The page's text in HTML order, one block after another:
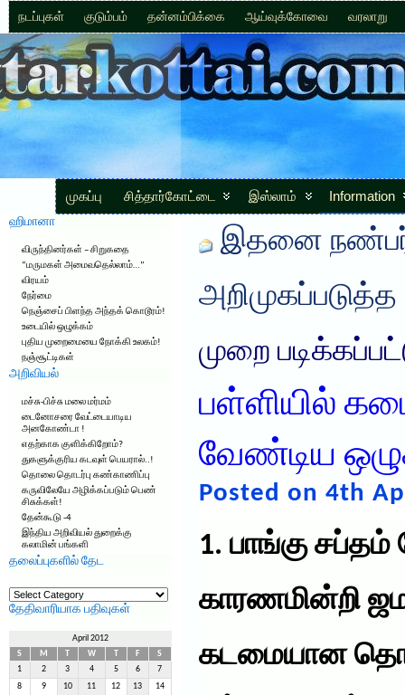
நடப்புகள் குடும்பம் தன்னம்பிக்கை ஆய்வுக்கோவை வரலாறு
முகப்பு சித்தார்கோட்டை இஸ்லாம் Information
ஹிமானா
விருந்தினர்கள் – சிறுகதை
“மருமகள் அமைவதெல்லாம்…”
விரயம்
நேர்மை
நெஞ்சைப் பிளந்த அந்தக் கொடூரம்!
உடையில் ஒழுக்கம்
புதிய முறைமையை நோக்கி உலகம்!
நஞ்சூட்டிகள்
அறிவியல்
மச்சு-பிச்சு மலை மர்மம்
டைனோசரை வேட்டையாடிய
அனகோண்டா !
எதற்காக குளிக்கிறோம்?
துகளுக்குரிய கடவுள் பெயரால்..!
தொலை தொடர்பு கண்காணிப்பு
கருவிலேயே அழிக்கப்படும் பெண்
சிசுக்கள்!
தேன்கூடு -4
இந்திய அறிவியல் துறைக்கு
கலாமின் பங்களி
தலைப்புகளில் தேட
தலைப்புகளில்
தேட
தேதிவாரியாக பதிவுகள்
April 2012
S
M W F
S
1
2 3 4 5 6 7
8 9 10 11 12 13 14
இதனை
அறிமுகப்படுத்த
முறை
பள்ளியில்
வேண்டிய
Posted on 4th
1. பாங்கு
காரணமின்றி
கடமையான